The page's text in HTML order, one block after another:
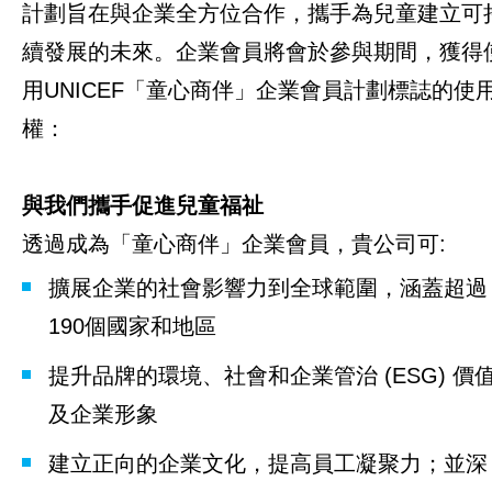
「零錢布施」
UNICEF「童心商伴」企業合作計劃
工作成果
關於我們
計劃旨在與企業全方位合作，攜手為兒童建立可
續發展的未來。企業會員將會於參與期間，獲得
用UNICEF「童心商伴」企業會員計劃標誌的使
權：
與我們攜手促進兒童福祉
透過成為「童心商伴」企業會員，貴公司可:
擴展企業的社會影響力到全球範圍，涵蓋超過
190個國家和地區
提升品牌的環境、社會和企業管治 (ESG) 價
及企業形象
建立正向的企業文化，提高員工凝聚力；並深